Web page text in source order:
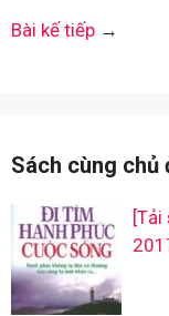
Bài kế tiếp →
Sách cùng chủ
[Tải